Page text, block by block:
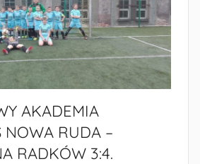
AKADEMIA
NOWA RUDA –
RADKÓW 3:4.